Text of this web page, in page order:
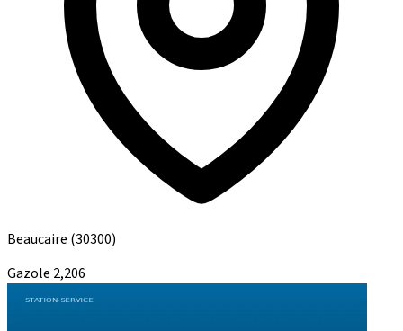
Beaucaire (30300)
Gazole 2,206